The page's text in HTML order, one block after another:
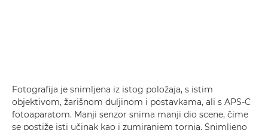
Fotografija je snimljena iz istog položaja, s istim
objektivom, žarišnom duljinom i postavkama, ali s APS-C
fotoaparatom. Manji senzor snima manji dio scene, čime
se postiže isti učinak kao i zumiranjem tornja. Snimljeno